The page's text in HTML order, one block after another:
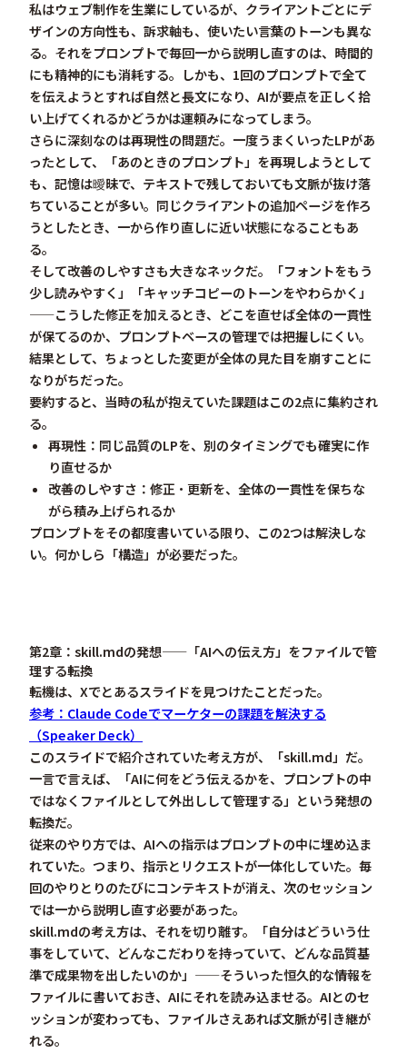
私はウェブ制作を生業にしているが、クライアントごとにデ
ザインの方向性も、訴求軸も、使いたい言葉のトーンも異な
る。それをプロンプトで毎回一から説明し直すのは、時間的
にも精神的にも消耗する。しかも、1回のプロンプトで全て
を伝えようとすれば自然と長文になり、AIが要点を正しく拾
い上げてくれるかどうかは運頼みになってしまう。
さらに深刻なのは再現性の問題だ。一度うまくいったLPがあ
ったとして、「あのときのプロンプト」を再現しようとして
も、記憶は曖昧で、テキストで残しておいても文脈が抜け落
ちていることが多い。同じクライアントの追加ページを作ろ
うとしたとき、一から作り直しに近い状態になることもあ
る。
そして改善のしやすさも大きなネックだ。「フォントをもう
少し読みやすく」「キャッチコピーのトーンをやわらかく」
——こうした修正を加えるとき、どこを直せば全体の一貫性
が保てるのか、プロンプトベースの管理では把握しにくい。
結果として、ちょっとした変更が全体の見た目を崩すことに
なりがちだった。
要約すると、当時の私が抱えていた課題はこの2点に集約され
る。
再現性 ：同じ品質のLPを、別のタイミングでも確実に作
り直せるか
改善のしやすさ ：修正・更新を、全体の一貫性を保ちな
がら積み上げられるか
プロンプトをその都度書いている限り、この2つは解決しな
い。何かしら「構造」が必要だった。
第2章：skill.mdの発想——「AIへの伝え方」をファイルで管
理する転換
転機は、Xでとあるスライドを見つけたことだった。
参考：Claude Codeでマーケターの課題を解決する
（Speaker Deck）
このスライドで紹介されていた考え方が、「skill.md」だ。
一言で言えば、「AIに何をどう伝えるかを、プロンプトの中
ではなく ファイルとして外出しして管理する」という発想の
転換だ。
従来のやり方では、AIへの指示はプロンプトの中に埋め込ま
れていた。つまり、指示とリクエストが一体化していた。毎
回のやりとりのたびにコンテキストが消え、次のセッション
では一から説明し直す必要があった。
skill.mdの考え方は、それを切り離す。「自分はどういう仕
事をしていて、どんなこだわりを持っていて、どんな品質基
準で成果物を出したいのか」——そういった恒久的な情報を
ファイルに書いておき、AIにそれを読み込ませる。AIとのセ
ッションが変わっても、ファイルさえあれば文脈が引き継が
れる。